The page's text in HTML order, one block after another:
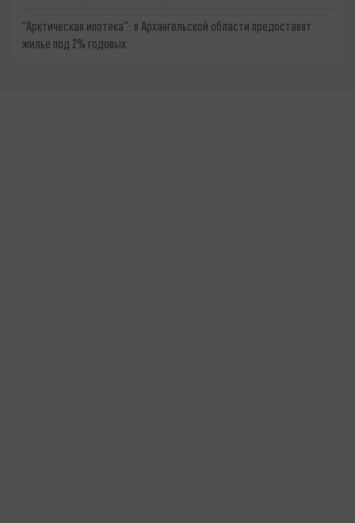
"Арктическая ипотека": в Архангельской области предоставят
жилье под 2% годовых